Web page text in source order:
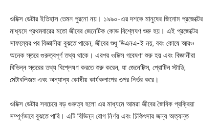
ওমিক্স ডেটার ইতিহাস তেমন পুরনো নয়। ১৯৯০-এর দশকে মানুষের জিনোম প্রজেক্টের
মাধ্যমে প্রথমবারের মতো জীবের জেনেটিক কোড বিশ্লেষণ শুরু হয়। এই প্রজেক্টের
সাফল্যের পর বিজ্ঞানীরা বুঝতে পারেন, জীবের শুধু ডিএনএ-ই নয়, বরং কোষে আরও
অনেক স্তরে গুরুত্বপূর্ণ তথ্য থাকে। এরপর ওমিক্স গবেষণা শুরু হয় এবং বিজ্ঞানীরা
বিভিন্ন স্তরের তথ্য বিশ্লেষণ করতে শুরু করেন, যা জেনেটিক্স, প্রোটিন স্টাডি,
মেটাবলিজম এবং অন্যান্য কোষীয় কার্যকলাপের ওপর নির্ভর করে।
ওমিক্স ডেটার সবচেয়ে বড় গুরুত্ব হলো এর মাধ্যমে আমরা জীবের জৈবিক প্রক্রিয়া
সম্পূর্ণভাবে বুঝতে পারি। এটি বিভিন্ন রোগ নির্ণয় এবং চিকিৎসার জন্য অত্যন্ত